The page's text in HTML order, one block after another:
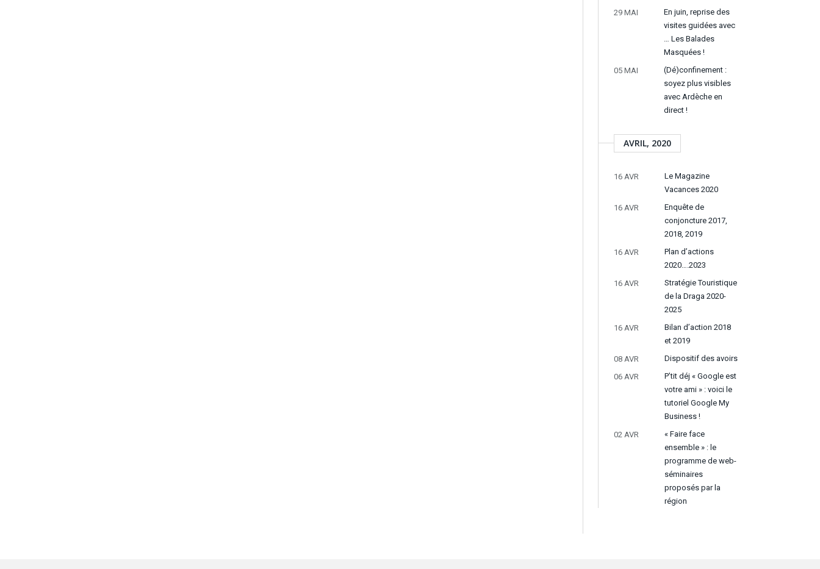
29 MAI
En juin, reprise des
visites guidées avec
… Les Balades
Masquées !
05 MAI
(Dé)confinement :
soyez plus visibles
avec Ardèche en
direct !
AVRIL, 2020
16 AVR
Le Magazine
Vacances 2020
16 AVR
Enquête de
conjoncture 2017,
2018, 2019
16 AVR
Plan d’actions
2020….2023
16 AVR
Stratégie Touristique
de la Draga 2020-
2025
16 AVR
Bilan d’action 2018
et 2019
08 AVR
Dispositif des avoirs
06 AVR
P’tit déj « Google est
votre ami » : voici le
tutoriel Google My
Business !
02 AVR
« Faire face
ensemble » : le
programme de web-
séminaires
proposés par la
région